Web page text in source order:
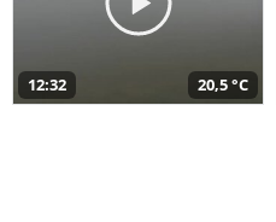
12:32 20,5 °C